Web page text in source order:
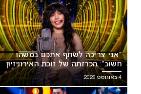
“אני צריכה לשתף אתכם במשהו
חשוב”: הכרזתה של זוכת האירוויזיון
מסעירה את הרשת
4 באוגוסט 2026